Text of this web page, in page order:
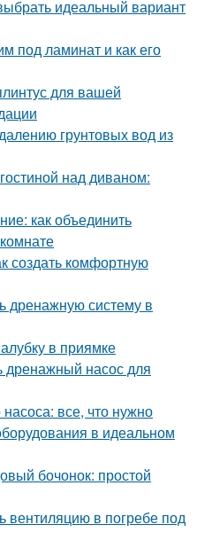
идеальный вариант
под ламинат и как его
для вашей
грунтовых вод из
над диваном:
как объединить
создать комфортную
дренажную систему в
в приямке
дренажный насос для
все, что нужно
в идеальном
бочонок: простой
вентиляцию в погребе под